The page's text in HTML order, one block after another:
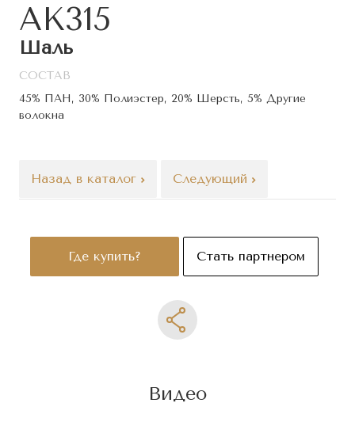
АК315
Шаль
СОСТАВ
45% ПАН, 30% Полиэстер, 20% Шерсть, 5% Другие
волокна
Назад в каталог Следующий
Где купить? Стать партнером
Видео